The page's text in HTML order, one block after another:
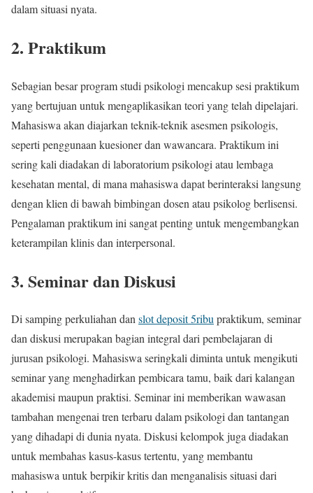
dalam situasi nyata.
2. Praktikum
Sebagian besar program studi psikologi mencakup sesi praktikum
yang bertujuan untuk mengaplikasikan teori yang telah dipelajari.
Mahasiswa akan diajarkan teknik-teknik asesmen psikologis,
seperti penggunaan kuesioner dan wawancara. Praktikum ini
sering kali diadakan di laboratorium psikologi atau lembaga
kesehatan mental, di mana mahasiswa dapat berinteraksi langsung
dengan klien di bawah bimbingan dosen atau psikolog berlisensi.
Pengalaman praktikum ini sangat penting untuk mengembangkan
keterampilan klinis dan interpersonal.
3. Seminar dan Diskusi
Di samping perkuliahan danslot deposit 5ribupraktikum, seminar
dan diskusi merupakan bagian integral dari pembelajaran di
jurusan psikologi. Mahasiswa seringkali diminta untuk mengikuti
seminar yang menghadirkan pembicara tamu, baik dari kalangan
akademisi maupun praktisi. Seminar ini memberikan wawasan
tambahan mengenai tren terbaru dalam psikologi dan tantangan
yang dihadapi di dunia nyata. Diskusi kelompok juga diadakan
untuk membahas kasus-kasus tertentu, yang membantu
mahasiswa untuk berpikir kritis dan menganalisis situasi dari